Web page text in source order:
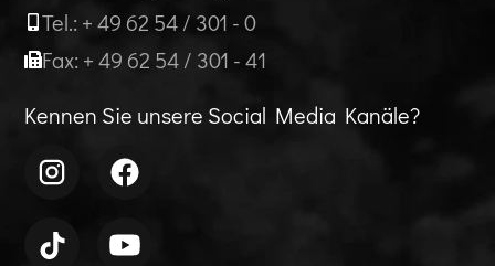
Tel.: + 49 62 54 / 301 - 0
Fax: + 49 62 54 / 301 - 41
Kennen Sie unsere Social Media Kanäle?